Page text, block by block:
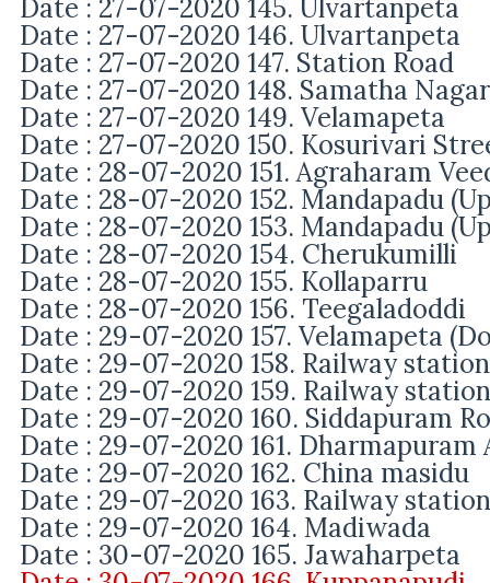
Date : 27-07-2020 145. Ulvartanpeta
Date : 27-07-2020 146. Ulvartanpeta
Date : 27-07-2020 147. Station Road
Date : 27-07-2020 148. Samatha Nagar
Date : 27-07-2020 149. Velamapeta
Date : 27-07-2020 150. Kosurivari
Date : 28-07-2020 151.Agraharam
Date : 28-07-2020 152. Mandapadu (
Date : 28-07-2020 153. Mandapadu (
Date : 28-07-2020 154. Cherukumilli
Date : 28-07-2020 155. Kollaparru
Date : 28-07-2020 156. Teegaladoddi
Date : 29-07-2020 157. Velamapeta
Date : 29-07-2020 158. Railway
Date : 29-07-2020 159. Railway
Date : 29-07-2020 160. Siddapuram
Date : 29-07-2020 161. Dharmapuram
Date : 29-07-2020 162. China masidu
Date : 29-07-2020 163. Railway
Date : 29-07-2020 164. Madiwada
Date : 30-07-2020 165. Jawaharpeta